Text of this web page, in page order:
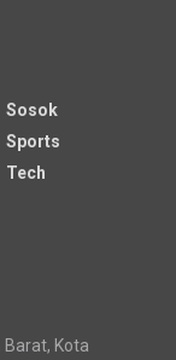
Sosok
Sports
Tech
Barat, Kota